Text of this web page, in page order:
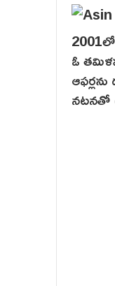
ఓ
నటనతో